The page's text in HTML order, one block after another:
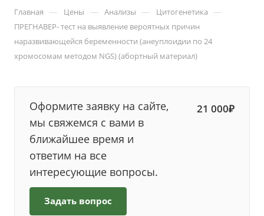
Главная — Цены — Анализы — Цитогенетика —
ПРЕГНАВЕР- тест на выявление вероятных причин
наразвивающейся беременности (анеуплоидии по 24
хромосомам методом NGS) (абортный материал)
Оформите заявку на сайте,
мы свяжемся с вами в
ближайшее время и
ответим на все
интересующие вопросы.
21 000₽
Задать вопрос